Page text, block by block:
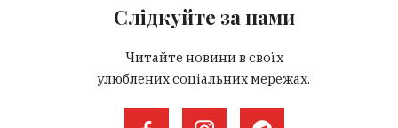
Слідкуйте за нами
Читайте новини в своїх
улюблених соціальних мережах.